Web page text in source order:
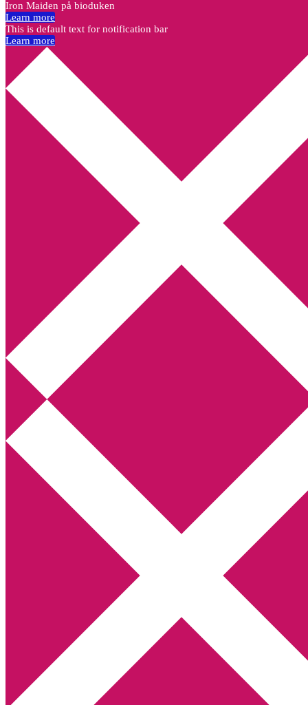
Annikas litteratur- och kulturblogg
Deckare, kriminalromaner, thrillers
Hem
Boktolva
Författarfemman
Kontakt
Webbshop Amazon
Utskriftscentralen
Min tv-blogg
You are here:Home Dö med mig av Elena Forbes
Dö med mig av Elena Forbes
Iron Maiden på bioduken
Learn more
This is default text for notification bar
Learn more